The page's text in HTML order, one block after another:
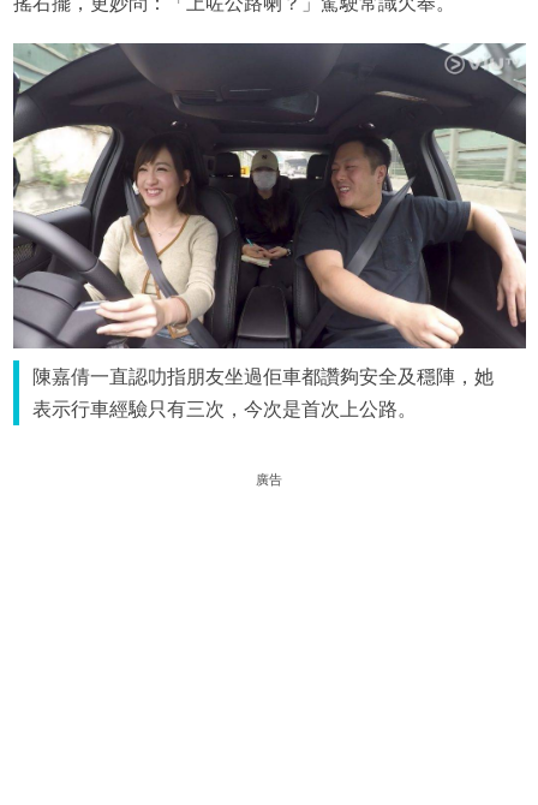
陳嘉倩一直認叻指朋友坐過佢車都讚夠安全及穩陣，她
表示行車經驗只有三次，今次是首次上公路。
廣告